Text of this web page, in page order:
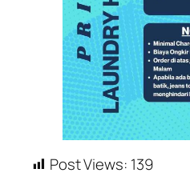
Post Views: 139